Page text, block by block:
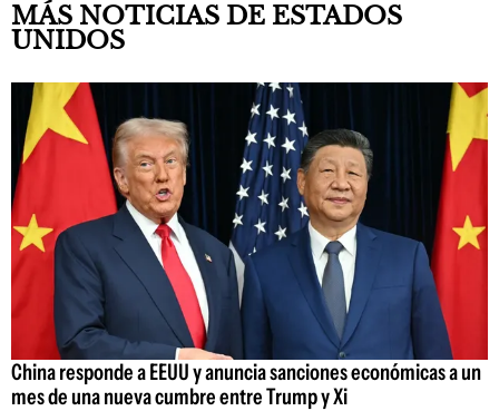
MÁS NOTICIAS DE ESTADOS
UNIDOS
China responde a EEUU y anuncia sanciones económicas a un
mes de una nueva cumbre entre Trump y Xi